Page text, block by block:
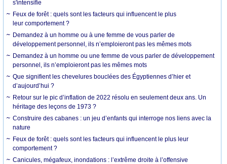
s'intensifie
Feux de forêt : quels sont les facteurs qui influencent le plus
leur comportement ?
Demandez à un homme ou à une femme de vous parler de
développement personnel, ils n’emploieront pas les mêmes mots
Demandez à un homme ou une femme de vous parler de développement
personnel, ils n’emploieront pas les mêmes mots
Que signifient les chevelures bouclées des Égyptiennes d’hier et
d’aujourd’hui ?
Retour sur le pic d’inflation de 2022 résolu en seulement deux ans. Un
héritage des leçons de 1973 ?
Construire des cabanes : un jeu d’enfants qui interroge nos liens avec la
nature
Feux de forêt : quels sont les facteurs qui influencent le plus leur
comportement ?
Canicules, mégafeux, inondations : l’extrême droite à l’offensive